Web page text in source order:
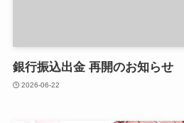
銀行振込出金 再開のお知らせ
2026-06-22